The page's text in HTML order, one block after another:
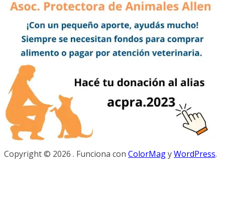
Copyright © 2026 . Funciona con ColorMagyWordPress.